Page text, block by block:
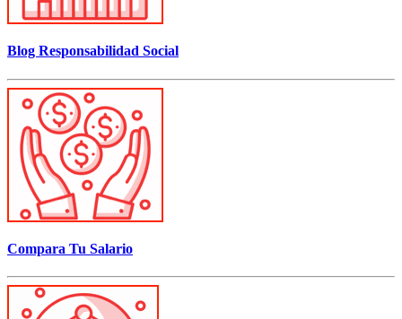
Blog Responsabilidad Social
Compara Tu Salario